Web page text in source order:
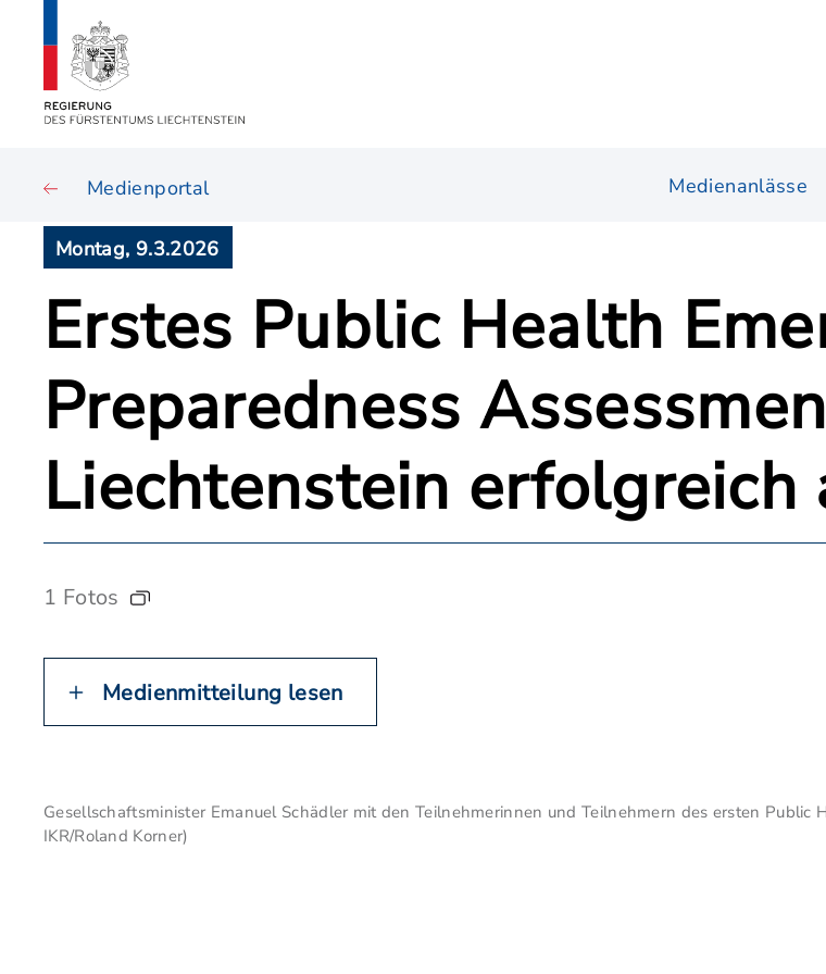
Medienportal Medienanlässe
Montag, 9.3.2026
Erstes Public Health
Preparedness
Liechtenstein erfolgreich
1 Fotos
Medienmitteilung lesen
Gesellschaftsminister Emanuel Schädler mit den Teilnehmerinnen und Teilnehmern des ersten
IKR/Roland Korner)